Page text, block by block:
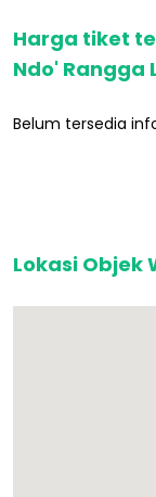
Harga tiket
Ndo' Rangga
Belum tersedia
Lokasi Objek